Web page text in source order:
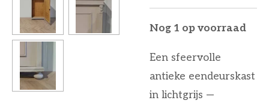
Nog 1 op voorraad
Een sfeervolle
antieke eendeurskast
in lichtgrijs —